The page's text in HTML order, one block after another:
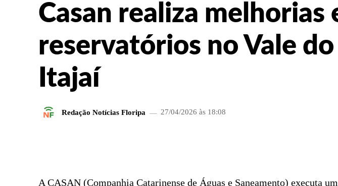
Casan realiza melhorias
reservatórios no Vale do
Itajaí
Redação Notícias Floripa 27/04/2026 às 18:08
A CASAN (Companhia Catarinense de Águas e Saneamento) executa